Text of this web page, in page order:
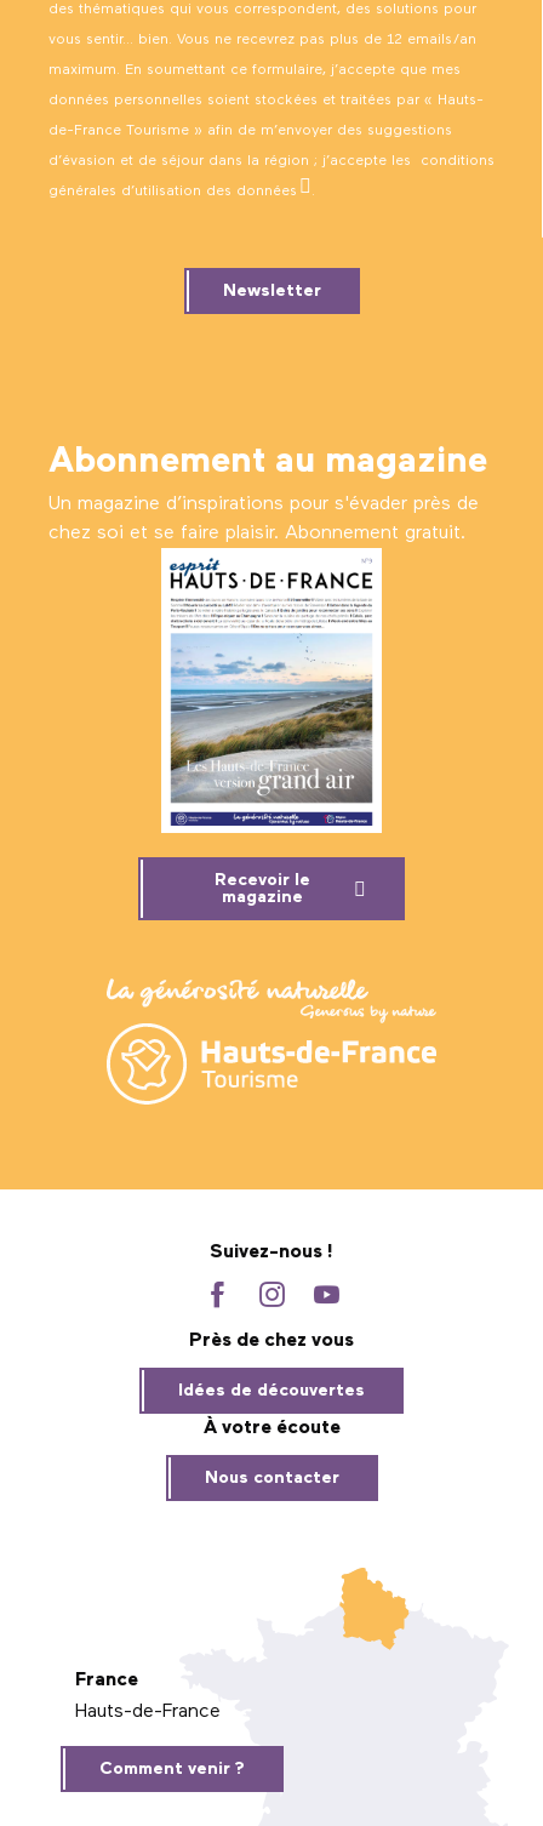
des thématiques qui vous correspondent, des solutions pour
vous sentir… bien. Vous ne recevrez pas plus de 12 emails/an
maximum. En soumettant ce formulaire, j’accepte que mes
données personnelles soient stockées et traitées par « Hauts-
de-France Tourisme » afin de m’envoyer des suggestions
d’évasion et de séjour dans la région ; j’accepte les conditions
générales d’utilisation des données .
Newsletter
Abonnement au magazine
Un magazine d’inspirations pour s'évader près de
chez soi et se faire plaisir. Abonnement gratuit.
Recevoir le
magazine
Suivez-nous !
Près de chez vous
Idées de découvertes
À votre écoute
Nous contacter
France
Hauts-de-France
Comment venir ?